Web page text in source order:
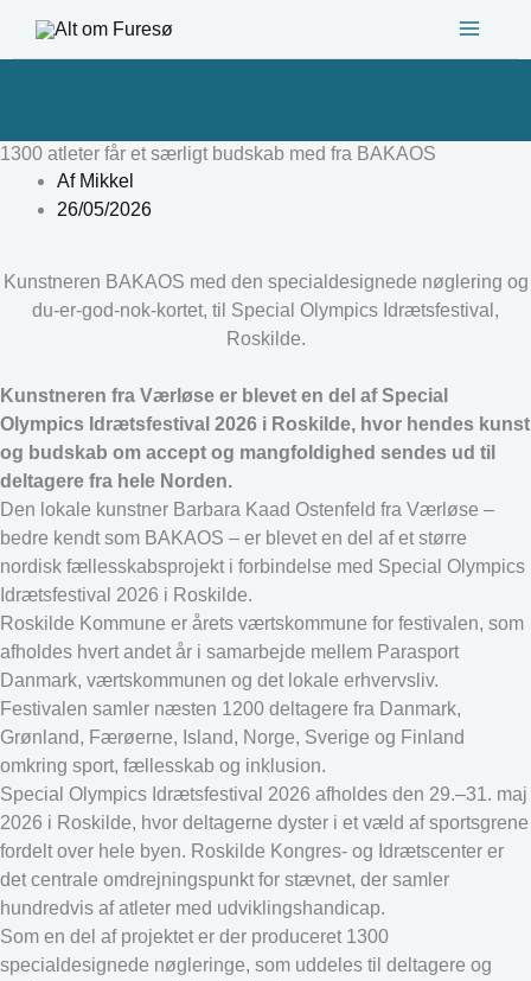
1300 atleter får et særligt budskab med fra BAKAOS
AfMikkel
26/05/2026
Kunstneren BAKAOS med den specialdesignede nøglering og
du-er-god-nok-kortet, til Special Olympics Idrætsfestival,
Roskilde.
Kunstneren fra Værløse er blevet en del af Special
Olympics Idrætsfestival 2026 i Roskilde, hvor hendes kunst
og budskab om accept og mangfoldighed sendes ud til
deltagere fra hele Norden.
Den lokale kunstner Barbara Kaad Ostenfeld fra Værløse –
bedre kendt som BAKAOS – er blevet en del af et større
nordisk fællesskabsprojekt i forbindelse med Special Olympics
Idrætsfestival 2026 i Roskilde.
Roskilde Kommune er årets værtskommune for festivalen, som
afholdes hvert andet år i samarbejde mellem Parasport
Danmark, værtskommunen og det lokale erhvervsliv.
Festivalen samler næsten 1200 deltagere fra Danmark,
Grønland, Færøerne, Island, Norge, Sverige og Finland
omkring sport, fællesskab og inklusion.
Special Olympics Idrætsfestival 2026 afholdes den 29.–31. maj
2026 i Roskilde, hvor deltagerne dyster i et væld af sportsgrene
fordelt over hele byen. Roskilde Kongres- og Idrætscenter er
det centrale omdrejningspunkt for stævnet, der samler
hundredvis af atleter med udviklingshandicap.
Som en del af projektet er der produceret 1300
specialdesignede nøgleringe, som uddeles til deltagere og